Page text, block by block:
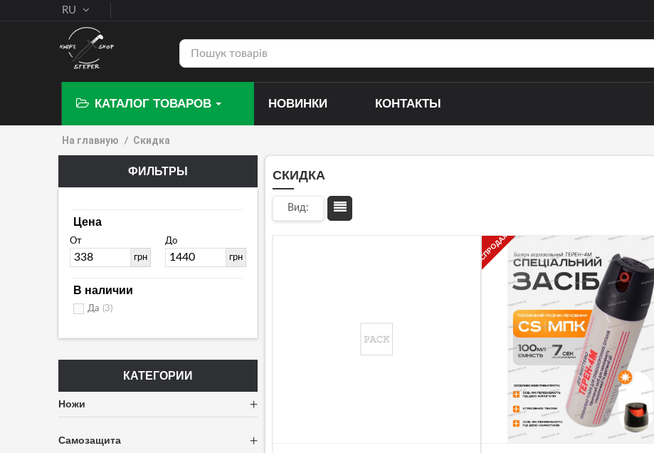
RU
КАТАЛОГ ТОВАРОВ
Выкидные ножи
Ножи-бабочки (Балисонг)
Керамбиты
Многофункциональный нож
Охотничьи
Сувенирные ножи
Тактические ножи
НОВИНКИ КОНТАКТЫ
На главную Скидка
ФИЛЬТРЫ
Цена
От
грн
До
грн
В наличии
Да (3)
КАТЕГОРИИ
Ножи
Самозащита
СКИДКА
Вид:
РАСПРОДАЖА!